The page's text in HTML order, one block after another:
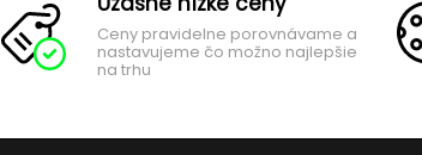
Ceny pravidelne porovnávame a
nastavujeme čo možno najlepšie
na trhu